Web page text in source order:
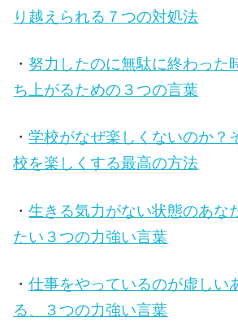
り越えられる７つの対処法
・ 努力したのに無駄に終わった
ち上がるための３つの言葉
・学校がなぜ楽しくないのか？
校を楽しくする最高の方法
・生きる気力がない状態のあな
たい３つの力強い言葉
・仕事をやっているのが虚しい
る、３つの力強い言葉